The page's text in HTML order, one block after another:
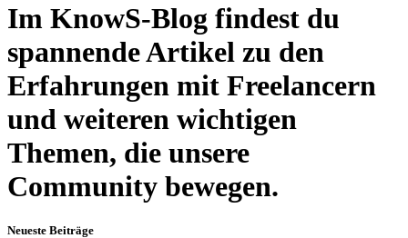
Im KnowS-Blog findest du
spannende Artikel zu den
Erfahrungen mit Freelancern
und weiteren wichtigen
Themen, die unsere
Community bewegen.
Neueste Beiträge